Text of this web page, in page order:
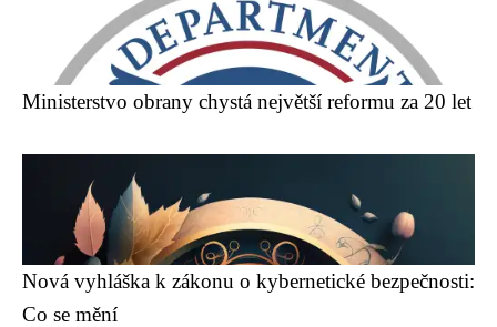
Ministerstvo obrany chystá největší reformu za 20 let
Nová vyhláška k zákonu o kybernetické bezpečnosti:
Co se mění